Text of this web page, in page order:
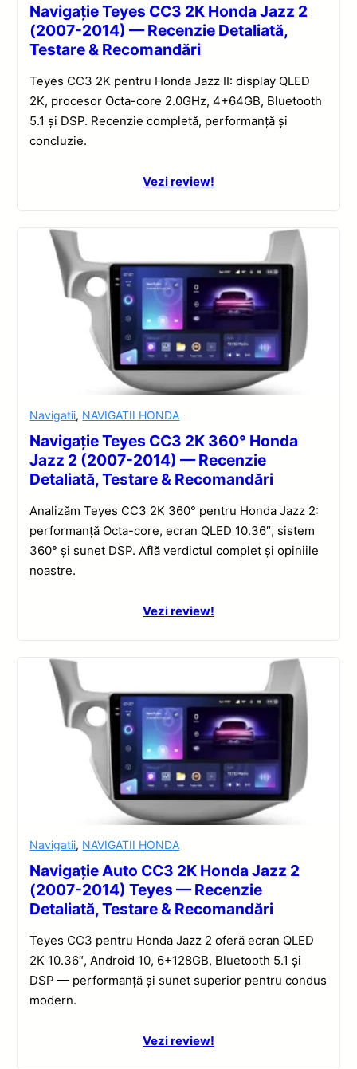
Navigație Teyes CC3 2K Honda Jazz 2
(2007-2014) — Recenzie Detaliată,
Testare & Recomandări
Teyes CC3 2K pentru Honda Jazz II: display QLED
2K, procesor Octa-core 2.0GHz, 4+64GB, Bluetooth
5.1 și DSP. Recenzie completă, performanță și
concluzie.
Vezi review!
Navigatii, NAVIGATII HONDA
Navigație Teyes CC3 2K 360° Honda
Jazz 2 (2007-2014) — Recenzie
Detaliată, Testare & Recomandări
Analizăm Teyes CC3 2K 360° pentru Honda Jazz 2:
performanță Octa-core, ecran QLED 10.36″, sistem
360° și sunet DSP. Află verdictul complet și opiniile
noastre.
Vezi review!
Navigatii, NAVIGATII HONDA
Navigație Auto CC3 2K Honda Jazz 2
(2007-2014) Teyes — Recenzie
Detaliată, Testare & Recomandări
Teyes CC3 pentru Honda Jazz 2 oferă ecran QLED
2K 10.36″, Android 10, 6+128GB, Bluetooth 5.1 și
DSP — performanță și sunet superior pentru condus
modern.
Vezi review!